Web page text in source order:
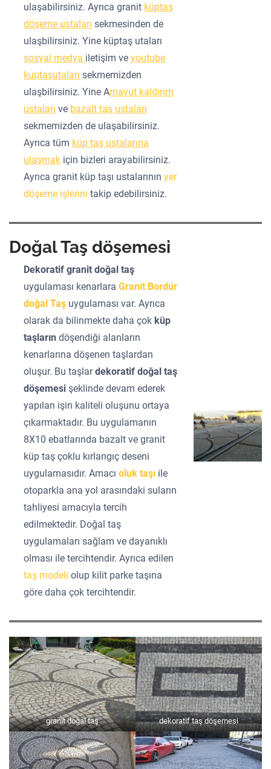
ulaşabilirsiniz. Ayrıca granit küptaş
döşeme ustaları sekmesinden de
ulaşbilirsiniz. Yine küptaş utaları
sosyal medya iletişim veyoutube
kuptaşutaları sekmemizden
ulaşbilirsiniz. Yine Arnavut kaldırım
ustaları ve bazalt taş ustaları
sekmemizden de ulaşabilirsiniz.
Ayrıca tüm küp taş ustalarına
ulaşmak için bizleri arayabilirsiniz.
Ayrıca granit küp taşı ustalarının yer
döşeme işlerini takip edebilirsiniz.
Doğal Taş döşemesi
Dekoratif granit doğal taş
uygulaması kenarlaraGranit Bordür
doğal Taş uygulaması var. Ayrıca
olarak da bilinmekte daha çok küp
taşların döşendiği alanların
kenarlarına döşenen taşlardan
oluşur. Bu taşlardekoratif doğal taş
döşemesişeklinde devam ederek
yapılan işin kaliteli oluşunu ortaya
çıkarmaktadır. Bu uygulamanın
8X10 ebatlarında bazalt ve granit
küp taş çoklu kırlangıç deseni
uygulamasıdır. Amacıoluk taşı ile
otoparkla ana yol arasındaki suların
tahliyesi amacıyla tercih
edilmektedir. Doğal taş
uygulamaları sağlam ve dayanıklı
olması ile tercihtendir. Ayrıca edilen
taş modeliolup kilit parke taşına
göre daha çok tercihtendir.
granit doğal taş dekoratif taş döşemesi